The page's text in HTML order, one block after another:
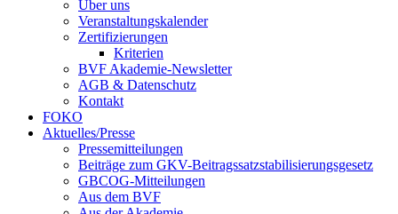
Über uns
Veranstaltungskalender
Zertifizierungen
Kriterien
BVF Akademie-Newsletter
AGB & Datenschutz
Kontakt
FOKO
Aktuelles/Presse
Pressemitteilungen
Beiträge zum GKV-Beitragssatzstabilisierungsgesetz
GBCOG-Mitteilungen
Aus dem BVF